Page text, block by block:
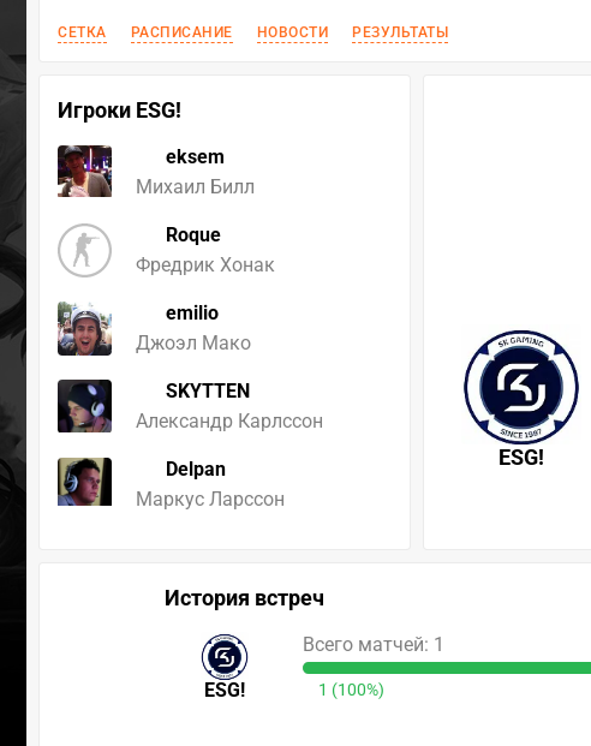
СЕТКА РАСПИСАНИЕ НОВОСТИ РЕЗУЛЬТАТЫ
Игроки ESG!
eksem
Михаил Билл
Roque
Фредрик Хонак
emilio
Джоэл Мако
SKYTTEN
Александр Карлссон
Delpan
Маркус Ларссон
ESG!
История встреч
ESG!
Всего матчей: 1
1 (100%)